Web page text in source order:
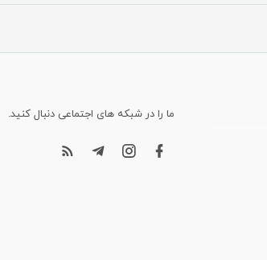
ما را در شبکه های اجتماعی دنبال کنید.